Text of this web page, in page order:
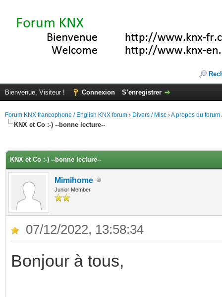
Bienvenue, Visiteur ! Connexion S’enregistrer
Forum KNX francophone / English KNX forum › Divers / Misc ›A propos du forum
KNX et Co :-) --bonne lecture--
KNX et Co :-) --bonne lecture--
Mimihome
Junior Member
07/12/2022, 13:58:34
Bonjour à tous,